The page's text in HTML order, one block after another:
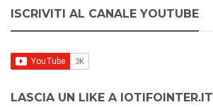
ISCRIVITI AL CANALE YOUTUBE
LASCIA UN LIKE A IOTIFOINTER.IT